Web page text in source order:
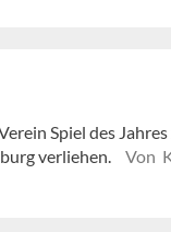
Spiel des
verliehen.
Von